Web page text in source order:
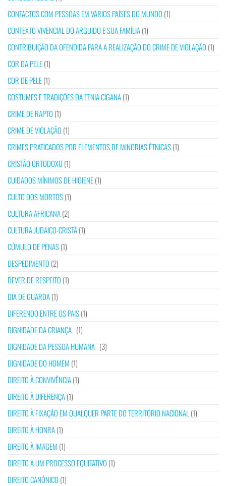
CONTACTOS COM PESSOAS EM VÁRIOS PAÍSES DO MUNDO (1)
CONTEXTO VIVENCIAL DO ARGUIDO E SUA FAMÍLIA(1)
CONTRIBUIÇÃO DA OFENDIDA PARA A REALIZAÇÃO DO CRIME DE VIOLAÇÃO (1)
COR DA PELE(1)
COR DE PELE(1)
COSTUMES E TRADIÇÕES DA ETNIA CIGANA(1)
CRIME DE RAPTO (1)
CRIME DE VIOLAÇÃO (1)
CRIMES PRATICADOS POR ELEMENTOS DE MINORIAS ÉTNICAS(1)
CRISTÃO ORTODOXO (1)
CUIDADOS MÍNIMOS DE HIGIENE(1)
CULTO DOS MORTOS(1)
CULTURA AFRICANA(2)
CULTURA JUDAICO-CRISTÃ(1)
CÚMULO DE PENAS(1)
DESPEDIMENTO (2)
DEVER DE RESPEITO (1)
DIA DE GUARDA(1)
DIFERENDO ENTRE OS PAIS(1)
DIGNIDADE DA CRIANÇA (1)
DIGNIDADE DA PESSOA HUMANA (3)
DIGNIDADE DO HOMEM (1)
DIREITO À CONVIVÊNCIA(1)
DIREITO À DIFERENÇA(1)
DIREITO À FIXAÇÃO EM QUALQUER PARTE DO TERRITÓRIO NACIONAL (1)
DIREITO À HONRA(1)
DIREITO À IMAGEM (1)
DIREITO A UM PROCESSO EQUITATIVO (1)
DIREITO CANÓNICO (1)